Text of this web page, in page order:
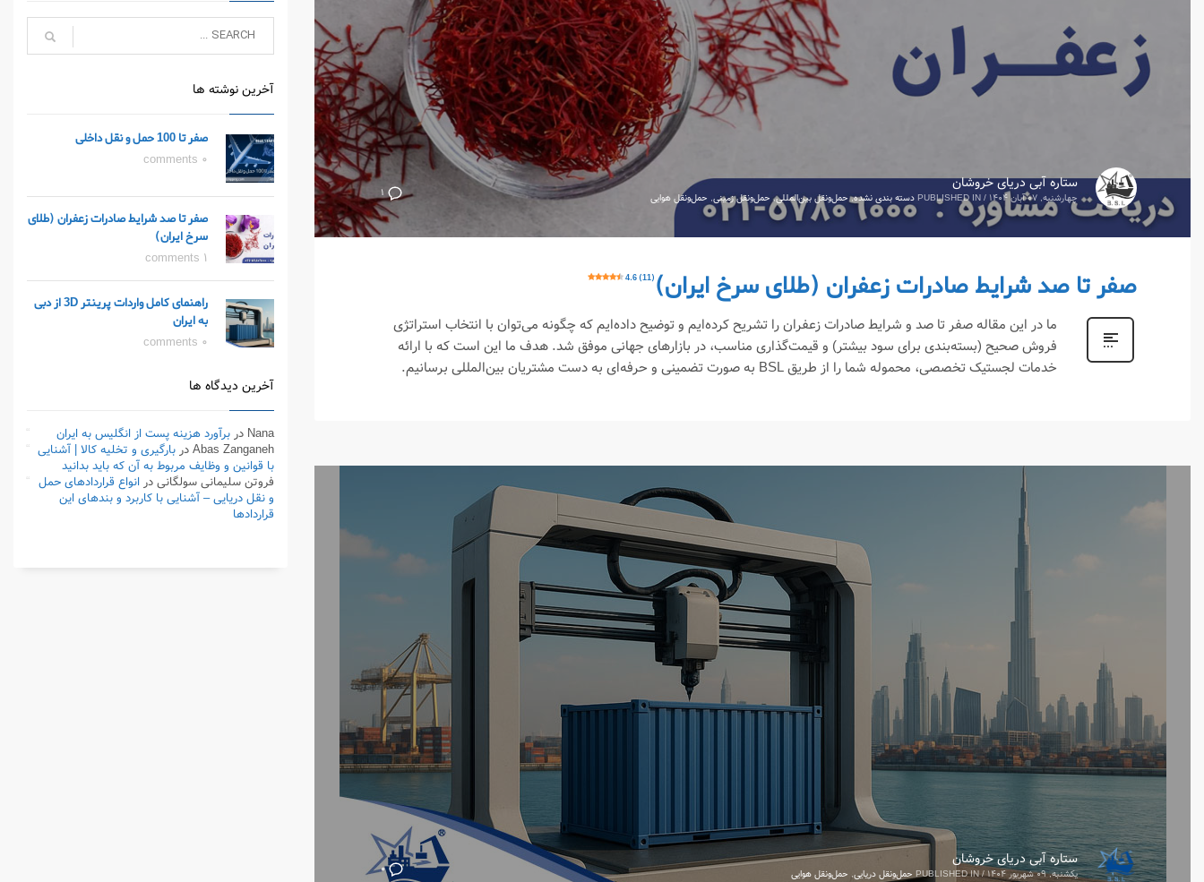
۱
ستاره آبی دریای خروشان
چهارشنبه, ۰۷ آبان ۱۴۰۴ /
PUBLISHED IN دسته بندی نشده,حمل‌ونقل بین‌المللی, حمل‌ونقل زمینی, حمل‌ونقل هوایی
صفر تا صد شرایط صادرات زعفران (طلای سرخ ایران) 4.6 (11)
ما در این مقاله صفر تا صد و شرایط صادرات زعفران را تشریح کرده‌ایم و توضیح داده‌ایم که چگونه می‌توان با انتخاب استراتژی
فروش صحیح (بسته‌بندی برای سود بیشتر) و قیمت‌گذاری مناسب، در بازارهای جهانی موفق شد. هدف ما این است که با ارائه
خدمات لجستیک تخصصی، محموله شما را از طریق BSL به صورت تضمینی و حرفه‌ای به دست مشتریان بین‌المللی برسانیم.
۰
ستاره آبی دریای خروشان
یکشنبه, ۰۹ شهریور ۱۴۰۴ /
PUBLISHED IN حمل‌ونقل دریایی, حمل‌ونقل هوایی
آخرین نوشته ها
صفر تا 100 حمل و نقل داخلی
0 comments
صفر تا صد شرایط صادرات زعفران (طلای
سرخ ایران)
1 comments
راهنمای کامل واردات پرینتر 3D از دبی
به ایران
0 comments
آخرین دیدگاه ها
Nana در برآورد هزینه پست از انگلیس به ایران
Abas Zanganehدر بارگیری و تخلیه کالا | آشنایی
با قوانین و وظایف مربوط به آن که باید بدانید
فروتن سلیمانی سولگانیدر انواع قراردادهای حمل
و نقل دریایی – آشنایی با کاربرد و بندهای این
قراردادها